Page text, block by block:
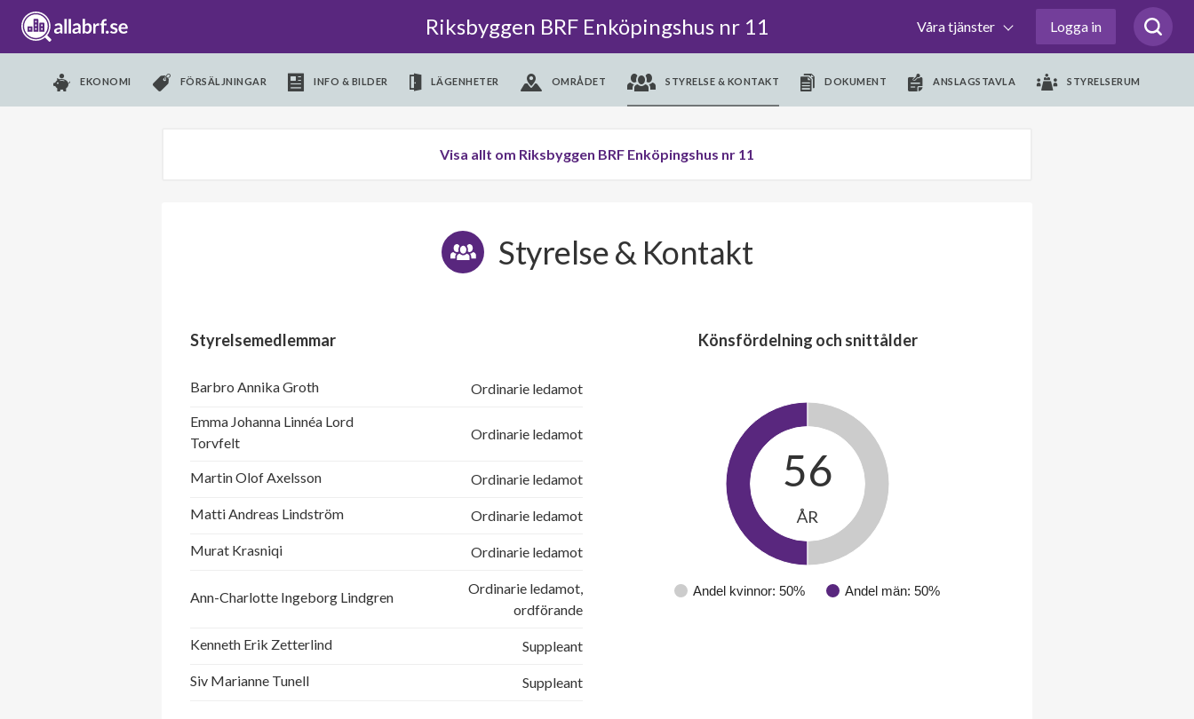
Riksbyggen BRF Enköpingshus nr 11 Våra tjänster Logga in
EKONOMI FÖRSÄLJNINGAR INFO & BILDER LÄGENHETER OMRÅDET STYRELSE & KONTAKT DOKUMENT ANSLAGSTAVLA STYRELSERUM
Visa allt om Riksbyggen BRF Enköpingshus nr 11
Styrelse & Kontakt
Styrelsemedlemmar
Barbro Annika Groth
Ordinarie ledamot
Emma Johanna Linnéa Lord
Torvfelt
Ordinarie ledamot
Martin Olof Axelsson Ordinarie ledamot
Matti Andreas Lindström Ordinarie ledamot
Murat Krasniqi Ordinarie ledamot
Ann-Charlotte Ingeborg Lindgren
Ordinarie ledamot,
ordförande
Kenneth Erik Zetterlind Suppleant
Siv Marianne Tunell Suppleant
Könsfördelning och snittålder
Andel kvinnor: 50% Andel män: 50%
56
ÅR